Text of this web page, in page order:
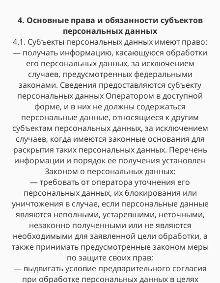
4. Основные права и обязанности субъектов
персональных данных
4.1. Субъекты персональных данных имеют право:
— получать информацию, касающуюся обработки
его персональных данных, за исключением
случаев, предусмотренных федеральными
законами. Сведения предоставляются субъекту
персональных данных Оператором в доступной
форме, и в них не должны содержаться
персональные данные, относящиеся к другим
субъектам персональных данных, за исключением
случаев, когда имеются законные основания для
раскрытия таких персональных данных. Перечень
информации и порядок ее получения установлен
Законом о персональных данных;
— требовать от оператора уточнения его
персональных данных, их блокирования или
уничтожения в случае, если персональные данные
являются неполными, устаревшими, неточными,
незаконно полученными или не являются
необходимыми для заявленной цели обработки, а
также принимать предусмотренные законом меры
по защите своих прав;
— выдвигать условие предварительного согласия
при обработке персональных данных в целях